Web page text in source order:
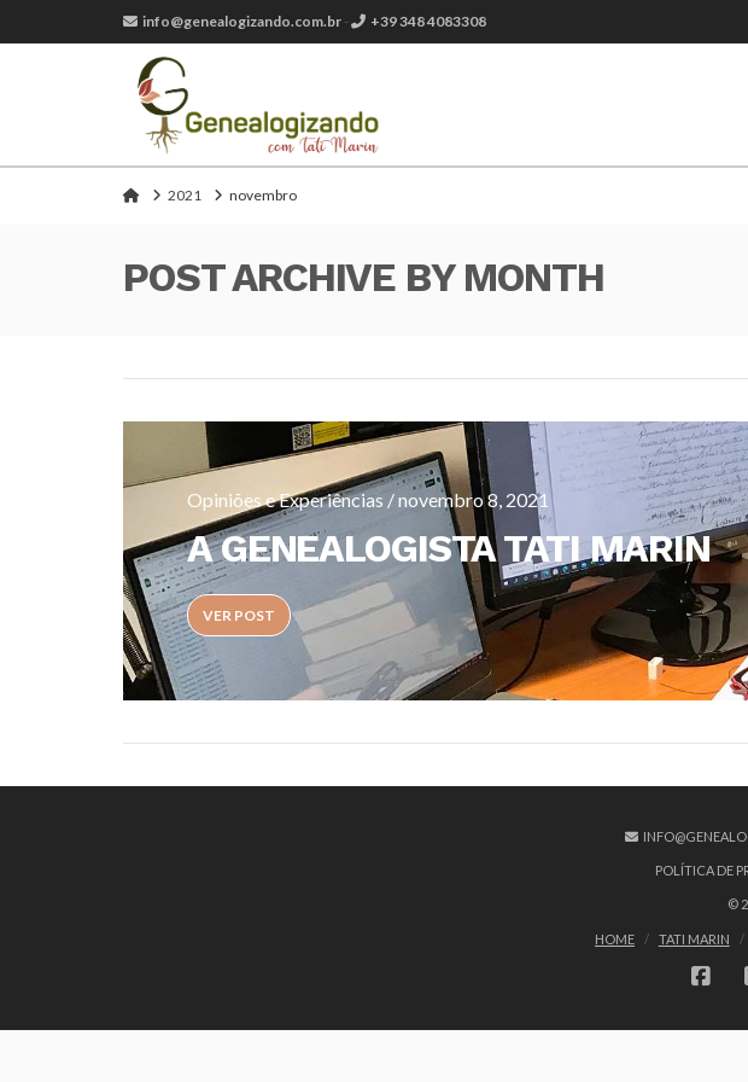
info@genealogizando.com.br - +39 348 4083308
Home2021 novembro
POST ARCHIVE BY MONTH
Opiniões e Experiências / novembro 8, 2021
A GENEALOGISTA TATI MARIN
VER POST
POLÍTICA DE
©
HOME TATI MARIN